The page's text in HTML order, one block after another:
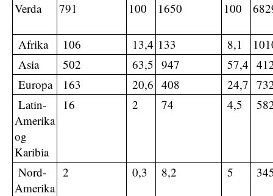
Verda
791 100 1650 100
Afrika 106 13,4 133 8,1
Asia
502 63,5 947 57,4
Europa
163 20,6 408 24,7
Latin-
Amerika
og
Karibia
16 2 74 4,5
Nord-
Amerika
2 0,3 8,2 5